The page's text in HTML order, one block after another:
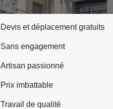
Devis et déplacement gratuits
Sans engagement
Artisan passionné
Prix imbattable
Travail de qualité